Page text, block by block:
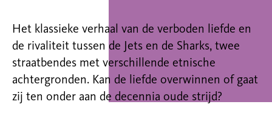
Het klassieke verhaal van de verboden liefde en
de rivaliteit tussen de Jets en de Sharks, twee
straatbendes met verschillende etnische
achtergronden. Kan de liefde overwinnen of gaat
zij ten onder aan de decennia oude strijd?